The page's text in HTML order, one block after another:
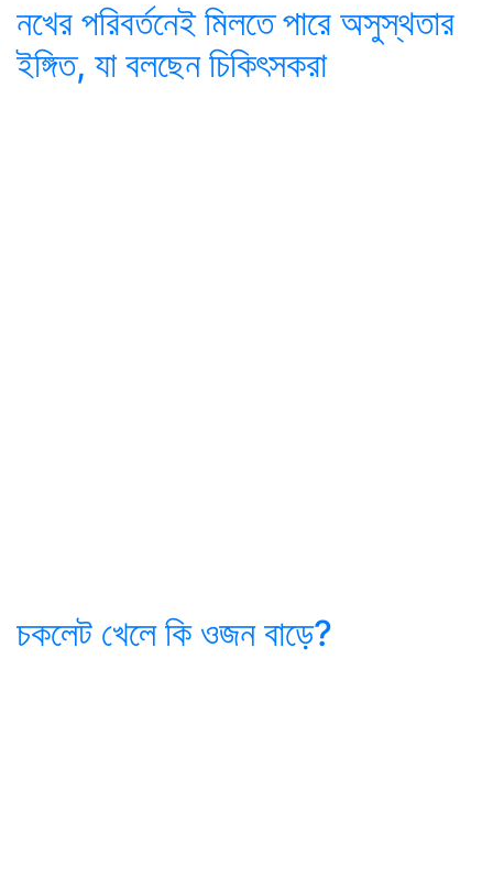
নখের পরিবর্তনেই মিলতে পারে অসুস্থতার
ইঙ্গিত, যা বলছেন চিকিৎসকরা
চকলেট খেলে কি ওজন বাড়ে?